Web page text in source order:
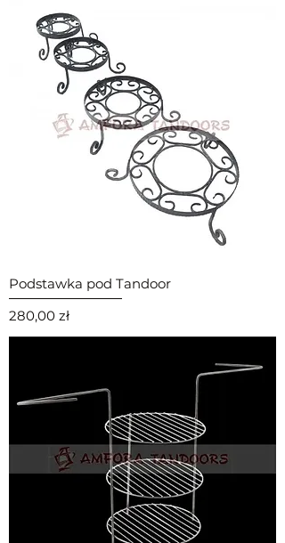
Podstawka pod Tandoor
Cena
280,00 zł